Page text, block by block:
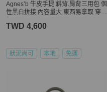
Agnes’b 牛皮手提.斜背.肩背三用包 個
性黑白拼接 內容量大 東西易拿取 穿搭
TWD 4,600
狀況尚可 本地 免運